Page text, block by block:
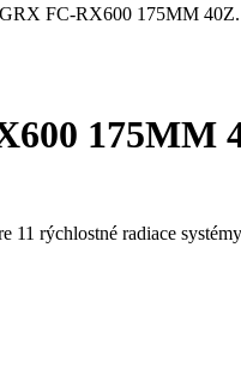
FC-RX600 175MM
175MM
11 rýchlostné radiace